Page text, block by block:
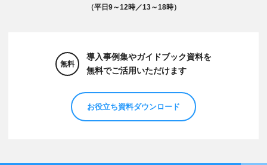
（平日9～12時／13～18時）
無料
導入事例集やガイドブック資料を
無料でご活用いただけます
お役立ち資料ダウンロード